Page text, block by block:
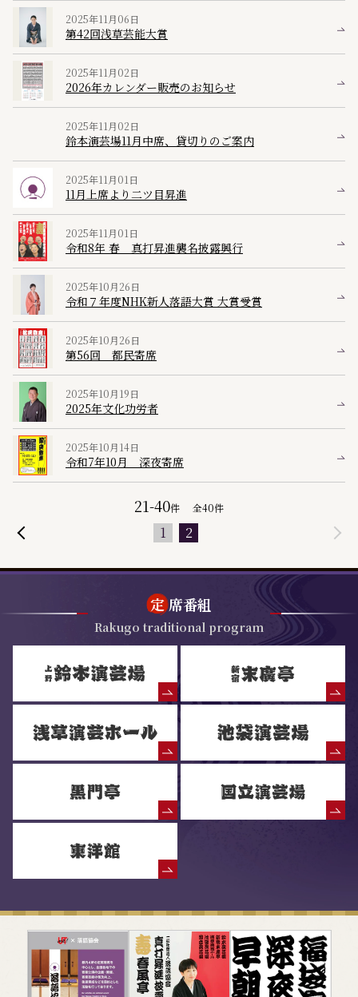
2025年11月06日
第42回浅草芸能大賞
2025年11月02日
2026年カレンダー販売のお知らせ
2025年11月02日
鈴本演芸場11月中席、貸切りのご案内
2025年11月01日
11月上席より二ツ目昇進
2025年11月01日
令和8年 春 真打昇進襲名披露興行
2025年10月26日
令和７年度NHK新人落語大賞 大賞受賞
2025年10月26日
第56回 都民寄席
2025年10月19日
2025年文化功労者
2025年10月14日
令和7年10月 深夜寄席
21-40件 全40件
1 2
定 席番組
Rakugo traditional program
落語協会からのお知らせ